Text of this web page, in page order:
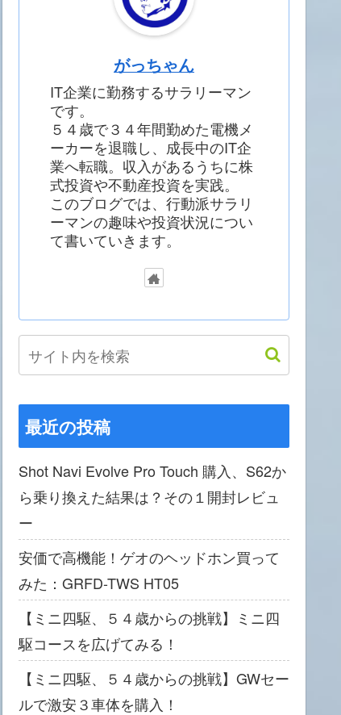
がっちゃん
IT企業に勤務するサラリーマン
です。
５４歳で３４年間勤めた電機メ
ーカーを退職し、成長中のIT企
業へ転職。収入があるうちに株
式投資や不動産投資を実践。
このブログでは、行動派サラリ
ーマンの趣味や投資状況につい
て書いていきます。
最近の投稿
Shot Navi Evolve Pro Touch 購入、S62か
ら乗り換えた結果は？その１開封レビュ
ー
安価で高機能！ゲオのヘッドホン買って
みた：GRFD-TWS HT05
【ミニ四駆、５４歳からの挑戦】ミニ四
駆コースを広げてみる！
【ミニ四駆、５４歳からの挑戦】GWセー
ルで激安３車体を購入！